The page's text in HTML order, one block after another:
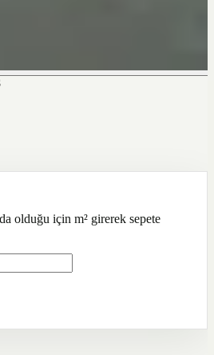
olduğu için m² girerek sepete